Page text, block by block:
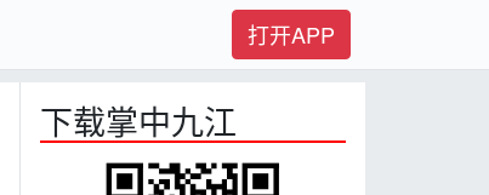
打开APP
下载掌中九江